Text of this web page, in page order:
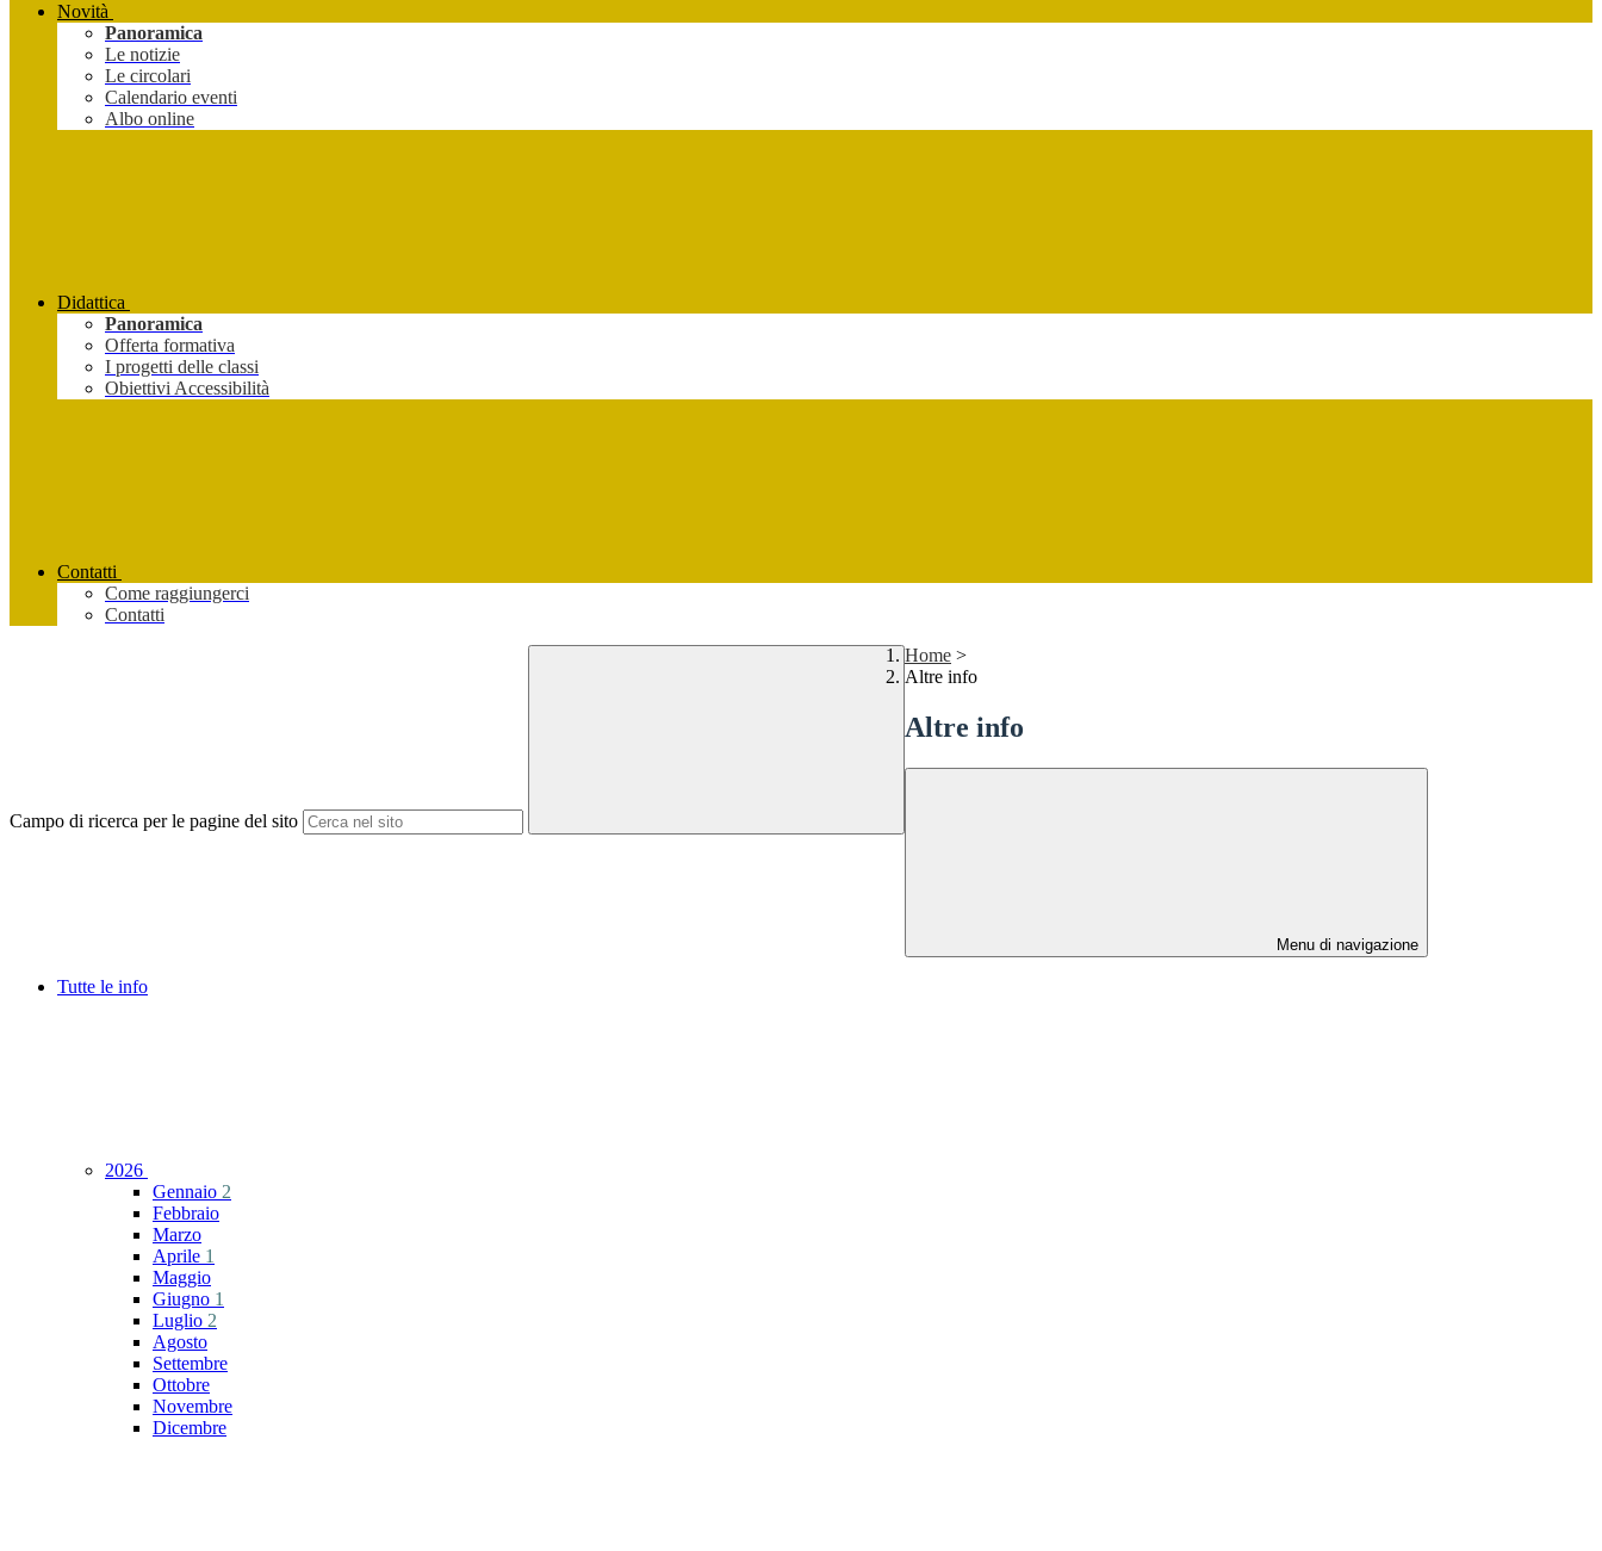
Novità
Panoramica
Le notizie
Le circolari
Calendario eventi
Albo online
Didattica
Panoramica
Offerta formativa
I progetti delle classi
Obiettivi Accessibilità
Contatti
Come raggiungerci
Contatti
Campo di ricerca per le pagine del sito
Home >
Altre info
Altre info
Menu di navigazione
Tutte le info
2026
Gennaio 2
Febbraio
Marzo
Aprile 1
Maggio
Giugno 1
Luglio 2
Agosto
Settembre
Ottobre
Novembre
Dicembre